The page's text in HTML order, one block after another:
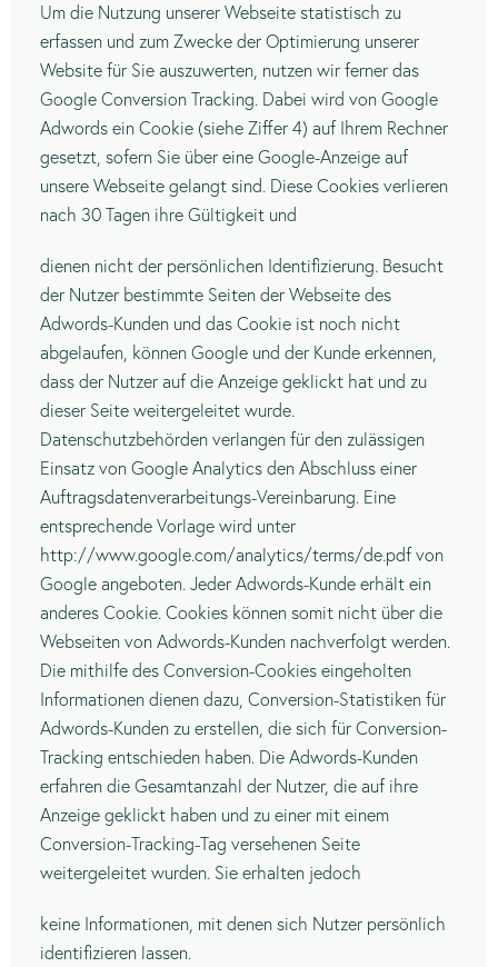
Um die Nutzung unserer Webseite statistisch zu
erfassen und zum Zwecke der Optimierung unserer
Website für Sie auszuwerten, nutzen wir ferner das
Google Conversion Tracking. Dabei wird von Google
Adwords ein Cookie (siehe Ziffer 4) auf Ihrem Rechner
gesetzt, sofern Sie über eine Google-Anzeige auf
unsere Webseite gelangt sind. Diese Cookies verlieren
nach 30 Tagen ihre Gültigkeit und
dienen nicht der persönlichen Identifizierung. Besucht
der Nutzer bestimmte Seiten der Webseite des
Adwords-Kunden und das Cookie ist noch nicht
abgelaufen, können Google und der Kunde erkennen,
dass der Nutzer auf die Anzeige geklickt hat und zu
dieser Seite weitergeleitet wurde.
Datenschutzbehörden verlangen für den zulässigen
Einsatz von Google Analytics den Abschluss einer
Auftragsdatenverarbeitungs-Vereinbarung. Eine
entsprechende Vorlage wird unter
http://www.google.com/analytics/terms/de.pdf von
Google angeboten. Jeder Adwords-Kunde erhält ein
anderes Cookie. Cookies können somit nicht über die
Webseiten von Adwords-Kunden nachverfolgt werden.
Die mithilfe des Conversion-Cookies eingeholten
Informationen dienen dazu, Conversion-Statistiken für
Adwords-Kunden zu erstellen, die sich für Conversion-
Tracking entschieden haben. Die Adwords-Kunden
erfahren die Gesamtanzahl der Nutzer, die auf ihre
Anzeige geklickt haben und zu einer mit einem
Conversion-Tracking-Tag versehenen Seite
weitergeleitet wurden. Sie erhalten jedoch
keine Informationen, mit denen sich Nutzer persönlich
identifizieren lassen.